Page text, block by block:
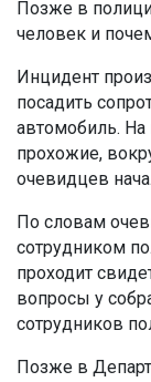
Позже в
человек и
Инцидент
посадить
автомобиль.
прохожие,
очевидцев
По словам
сотрудником
проходит
вопросы у
сотрудников
Позже в